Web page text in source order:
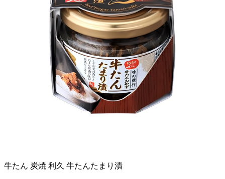
牛たん 炭焼 利久 牛たんたまり漬